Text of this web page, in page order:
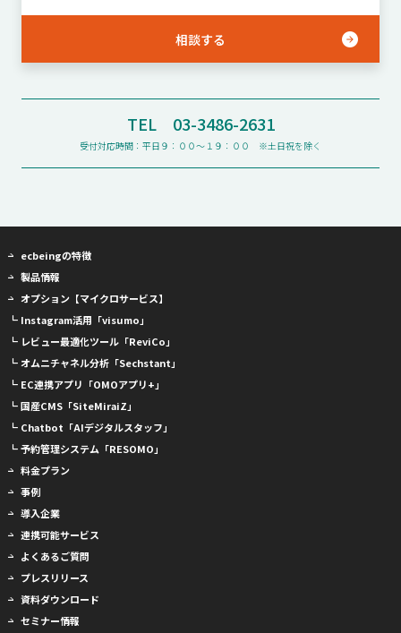
相談する
TEL 03-3486-2631
受付対応時間：平日９：００〜１９：００ ※土日祝を除く
ecbeingの特徴
製品情報
オプション【マイクロサービス】
┗ Instagram活用「visumo」
┗ レビュー最適化ツール「ReviCo」
┗ オムニチャネル分析「Sechstant」
┗ EC連携アプリ「OMOアプリ+」
┗ 国産CMS「SiteMiraiZ」
┗ Chatbot「AIデジタルスタッフ」
┗ 予約管理システム「RESOMO」
料金プラン
事例
導入企業
連携可能サービス
よくあるご質問
プレスリリース
資料ダウンロード
セミナー情報